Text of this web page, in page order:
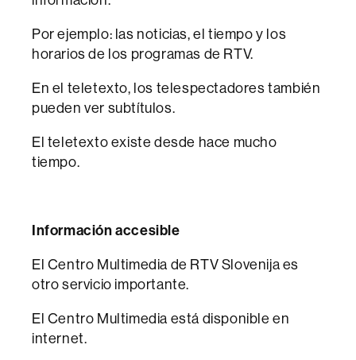
Por ejemplo: las noticias, el tiempo y los
horarios de los programas de RTV.
En el teletexto, los telespectadores también
pueden ver subtítulos.
El teletexto existe desde hace mucho
tiempo.
Información accesible
El Centro Multimedia de RTV Slovenija es
otro servicio importante.
El Centro Multimedia está disponible en
internet.